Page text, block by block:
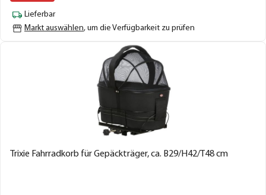
Lieferbar
Markt auswählen, um die Verfügbarkeit zu prüfen
Trixie Fahrradkorb für Gepäckträger, ca. B29/H42/T48 cm